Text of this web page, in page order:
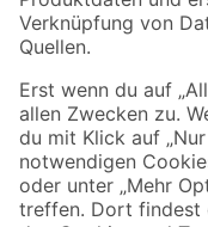
Sicher einkaufen
Jetzt die toom-App